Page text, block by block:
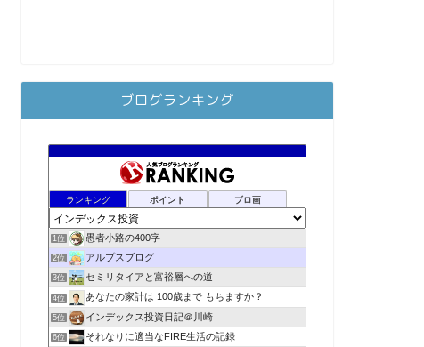
ブログランキング
ランキング ポイント ブロ画
1位 愚者小路の400字
2位 アルプスブログ
3位 セミリタイアと富裕層への道
4位 あなたの家計は 100歳まで もちますか？
5位 インデックス投資日記＠川崎
6位 それなりに適当なFIRE生活の記録